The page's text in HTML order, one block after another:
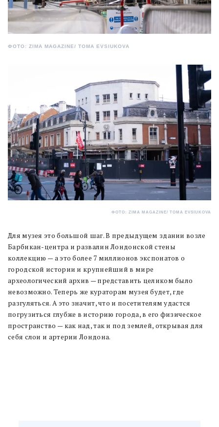
ФОТО: ZIMA MAGAZINE/ TOMA EVSIUKOVA
ФОТО: ZIMA MAGAZINE/ TOMA EVSIUKOVA
Для музея это большой шаг. В предыдущем здании возле
Барбикан-центра и развалин Лондонской стены
коллекцию — а это более 7 миллионов экспонатов о
городской истории и крупнейший в мире
археологический архив — представить целиком было
невозможно. Теперь же кураторам музея будет, где
разгуляться. А это значит, что и посетителям удастся
погрузиться глубже в историю города, в его физическое
пространство — как над, так и под землей, открывая для
себя слои и артерии Лондона.